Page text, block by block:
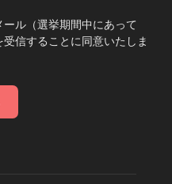
ル（選挙期間中にあって
信することに同意いたしま